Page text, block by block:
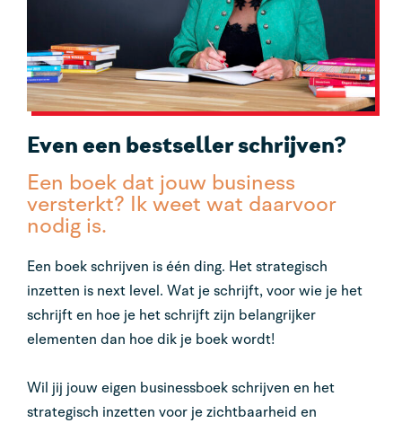
Even een bestseller schrijven?
Een boek dat jouw business
versterkt? Ik weet wat daarvoor
nodig is.
Een boek schrijven is één ding. Het strategisch
inzetten is next level. Wat je schrijft, voor wie je het
schrijft en hoe je het schrijft zijn belangrijker
elementen dan hoe dik je boek wordt!
Wil jij jouw eigen businessboek schrijven en het
strategisch inzetten voor je zichtbaarheid en